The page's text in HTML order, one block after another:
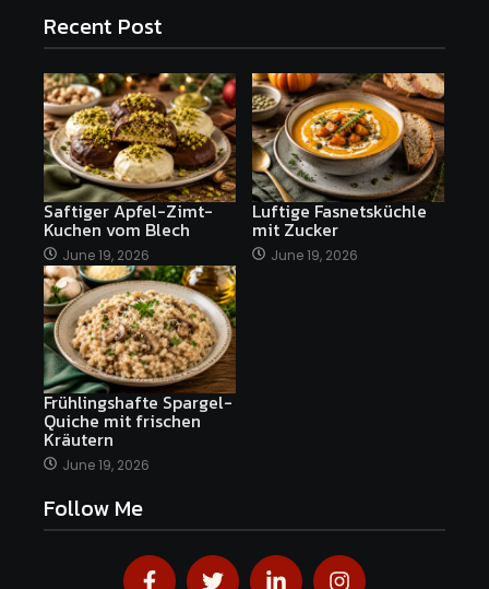
Recent Post
Saftiger Apfel-Zimt-
Kuchen vom Blech
June 19, 2026
Luftige Fasnetsküchle
mit Zucker
June 19, 2026
Frühlingshafte Spargel-
Quiche mit frischen
Kräutern
June 19, 2026
Follow Me